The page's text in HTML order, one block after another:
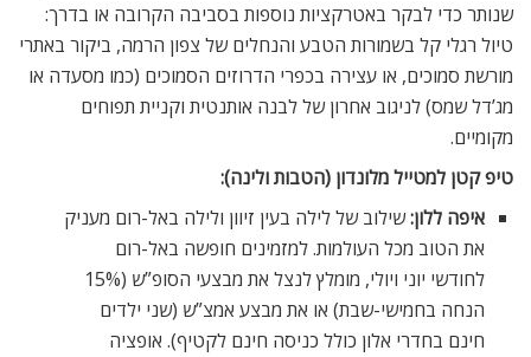
שנותר כדי לבקר באטרקציות נוספות בסביבה הקרובה או בדרך:
טיול רגלי קל בשמורות הטבע והנחלים של צפון הרמה, ביקור באתרי
מורשת סמוכים, או עצירה בכפרי הדרוזים הסמוכים (כמו מסעדה או
מג’דל שמס) לניגוב אחרון של לבנה אותנטית וקניית תפוחים
מקומיים.
טיפ קטן למטייל מלונדון (הטבות ולינה):
איפה ללון:שילוב של לילה בעין זיוון ולילה באל-רום מעניק
את הטוב מכל העולמות. למזמינים חופשה באל-רום
לחודשי יוני ויולי, מומלץ לנצל את מבצעי הסופ”ש (15%
הנחה בחמישי-שבת) או את מבצע אמצ”ש (שני ילדים
חינם בחדרי אלון כולל כניסה חינם לקטיף). אופציה